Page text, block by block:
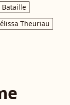
Bataille
Theuriau